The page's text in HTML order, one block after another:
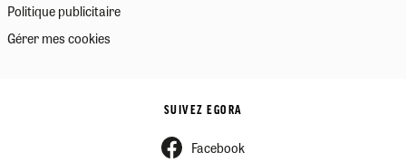
Politique publicitaire
Gérer mes cookies
SUIVEZ EGORA
Facebook